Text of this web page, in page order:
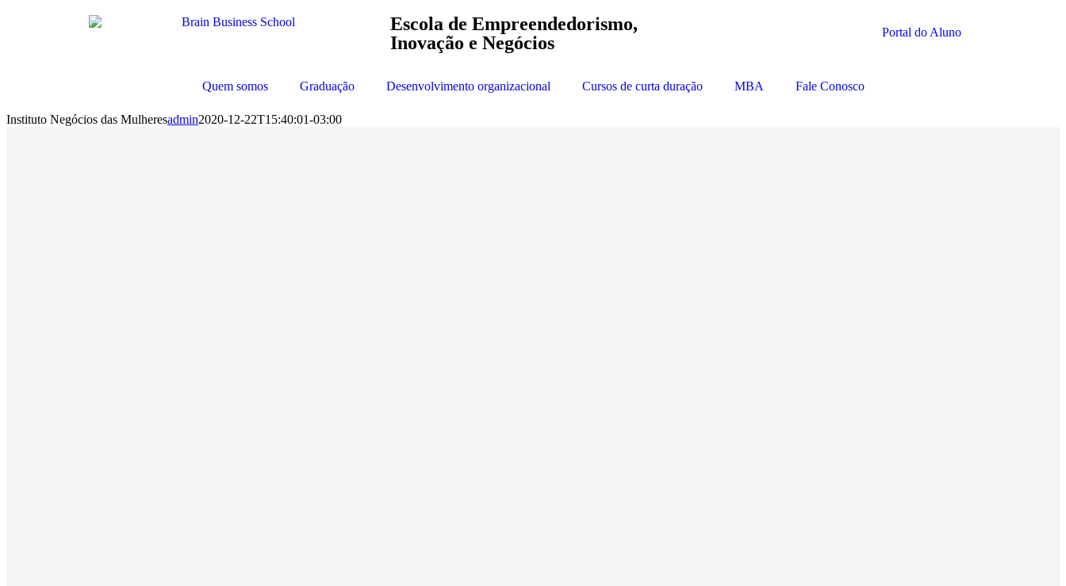
Escola de Empreendedorismo,
Inovação e Negócios
Portal do Aluno
Quem somos Graduação Desenvolvimento organizacional Cursos de curta duração MBA Fale Conosco
Instituto Negócios das Mulheresadmin2020-12-22T15:40:01-03:00